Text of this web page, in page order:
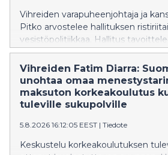
Vihreiden varapuheenjohtaja ja
Pitko arvostelee hallituksen
vesistöpolitiikkaa. Hallitus
Euroopan johtavaa
samaan aikaan sen vesilakiesitys
vaelluskalojen nousureittien
vuosikymmenillä. Pitko vaatii
aikataulua vaelluskalojen
Vihreiden Fatim Diarra:
unohtaa omaa
maksuton korkeakoulutus
tuleville sukupolville
5.8.2026 16:12:05 EEST | Tiedote
Keskustelu korkeakoulutuksen